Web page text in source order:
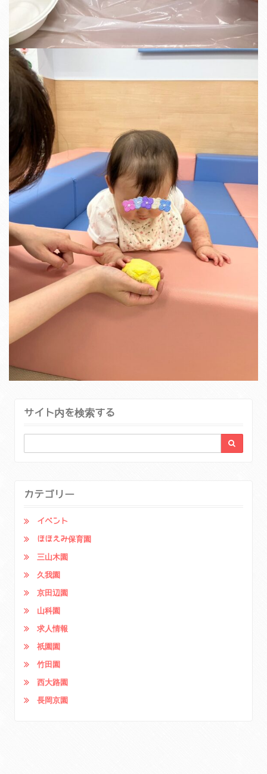
サイト内を検索する
カテゴリー
イベント
ほほえみ保育園
三山木園
久我園
京田辺園
山科園
求人情報
祇園園
竹田園
西大路園
長岡京園